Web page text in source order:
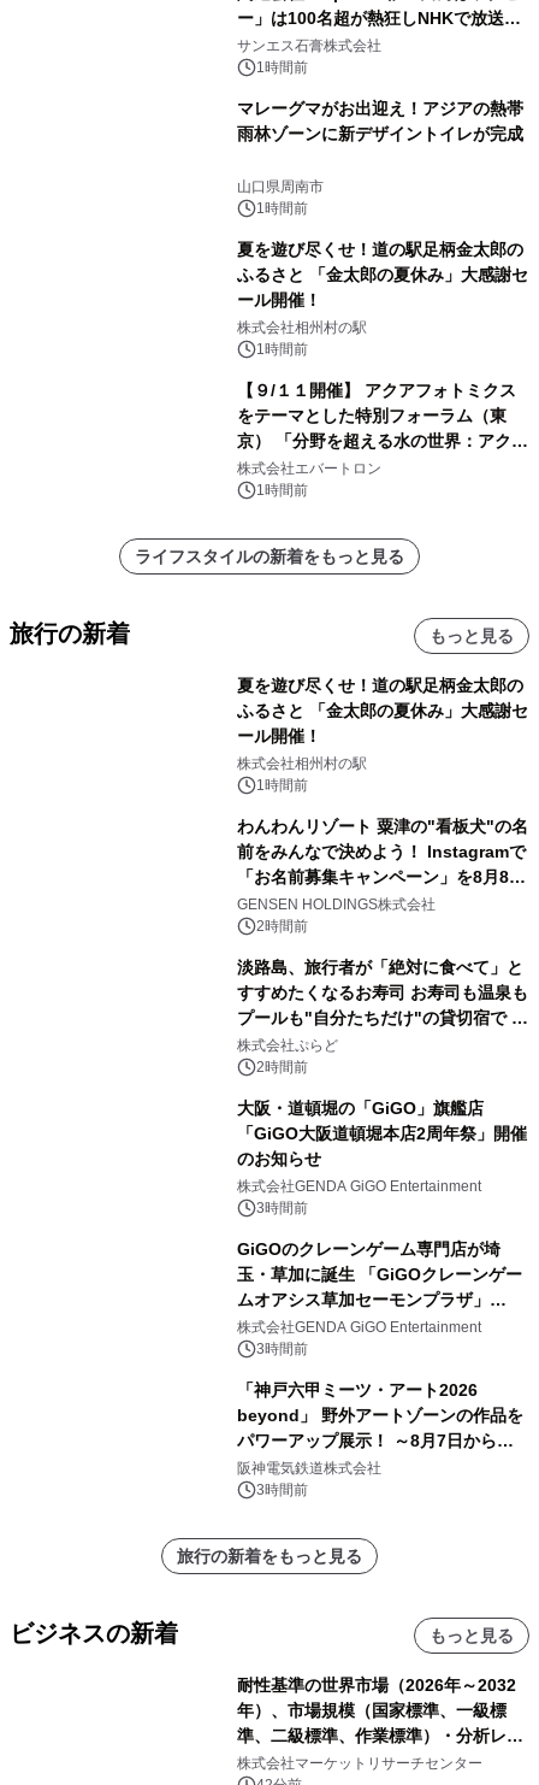
ー」は100名超が熱狂しNHKで放送さ
れました。
サンエス石膏株式会社
1時間前
マレーグマがお出迎え！アジアの熱帯
雨林ゾーンに新デザイントイレが完成
山口県周南市
1時間前
夏を遊び尽くせ！道の駅足柄金太郎の
ふるさと 「金太郎の夏休み」大感謝セ
ール開催！
株式会社相州村の駅
1時間前
【９/１１開催】 アクアフォトミクス
をテーマとした特別フォーラム（東
京） 「分野を超える水の世界：アクア
フォトミクスが切り拓く新しい科学の
地平」を開催
株式会社エバートロン
1時間前
ライフスタイルの新着をもっと見る
旅行の新着 もっと見る
夏を遊び尽くせ！道の駅足柄金太郎の
ふるさと 「金太郎の夏休み」大感謝セ
ール開催！
株式会社相州村の駅
1時間前
わんわんリゾート 粟津の"看板犬"の名
前をみんなで決めよう！ Instagramで
「お名前募集キャンペーン」を8月8日
(土)より開催
GENSEN HOLDINGS株式会社
2時間前
淡路島、旅行者が「絶対に食べて」と
すすめたくなるお寿司 お寿司も温泉も
プールも"自分たちだけ"の貸切宿で 1
日1組限定「岩屋温泉 絵島別庭 海と
森」の握り寿司プラン
株式会社ぷらど
2時間前
大阪・道頓堀の「GiGO」旗艦店
「GiGO大阪道頓堀本店2周年祭」開催
のお知らせ
株式会社GENDA GiGO Entertainment
3時間前
GiGOのクレーンゲーム専門店が埼
玉・草加に誕生 「GiGOクレーンゲー
ムオアシス草加セーモンプラザ」
2026年8月7日(金)10時グランドオープ
ン
株式会社GENDA GiGO Entertainment
3時間前
「神戸六甲ミーツ・アート2026
beyond」 野外アートゾーンの作品を
パワーアップ展示！ ～8月7日からは
直前割パスポートを販売～
阪神電気鉄道株式会社
3時間前
旅行の新着をもっと見る
ビジネスの新着 もっと見る
耐性基準の世界市場（2026年～2032
年）、市場規模（国家標準、一級標
準、二級標準、作業標準）・分析レポ
ートを発表
株式会社マーケットリサーチセンター